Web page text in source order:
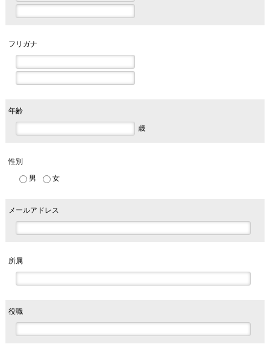
フリガナ
年齢
歳
性別
男
女
メールアドレス
所属
役職